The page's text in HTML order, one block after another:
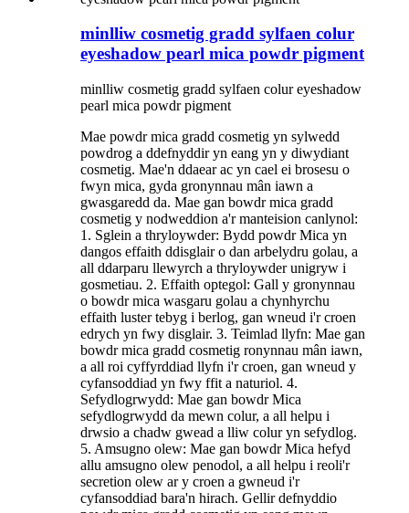
minlliw cosmetig gradd sylfaen colur
eyeshadow pearl mica powdr pigment
minlliw cosmetig gradd sylfaen colur eyeshadow
pearl mica powdr pigment
Mae powdr mica gradd cosmetig yn sylwedd
powdrog a ddefnyddir yn eang yn y diwydiant
cosmetig. Mae'n ddaear ac yn cael ei brosesu o
fwyn mica, gyda gronynnau mân iawn a
gwasgaredd da. Mae gan bowdr mica gradd
cosmetig y nodweddion a'r manteision canlynol:
1. Sglein a thryloywder: Bydd powdr Mica yn
dangos effaith ddisglair o dan arbelydru golau, a
all ddarparu llewyrch a thryloywder unigryw i
gosmetiau. 2. Effaith optegol: Gall y gronynnau
o bowdr mica wasgaru golau a chynhyrchu
effaith luster tebyg i berlog, gan wneud i'r croen
edrych yn fwy disglair. 3. Teimlad llyfn: Mae gan
bowdr mica gradd cosmetig ronynnau mân iawn,
a all roi cyffyrddiad llyfn i'r croen, gan wneud y
cyfansoddiad yn fwy ffit a naturiol. 4.
Sefydlogrwydd: Mae gan bowdr Mica
sefydlogrwydd da mewn colur, a all helpu i
drwsio a chadw gwead a lliw colur yn sefydlog.
5. Amsugno olew: Mae gan bowdr Mica hefyd
allu amsugno olew penodol, a all helpu i reoli'r
secretion olew ar y croen a gwneud i'r
cyfansoddiad bara'n hirach. Gellir defnyddio